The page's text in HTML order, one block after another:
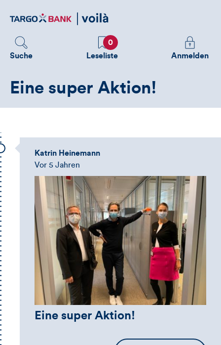
zum
Suche
Favoriten
0
Leseliste
Melden
Sie
Anmelden
Eine super Aktion!
Katrin Heinemann
Vor 5 Jahren
Eine super Aktion!